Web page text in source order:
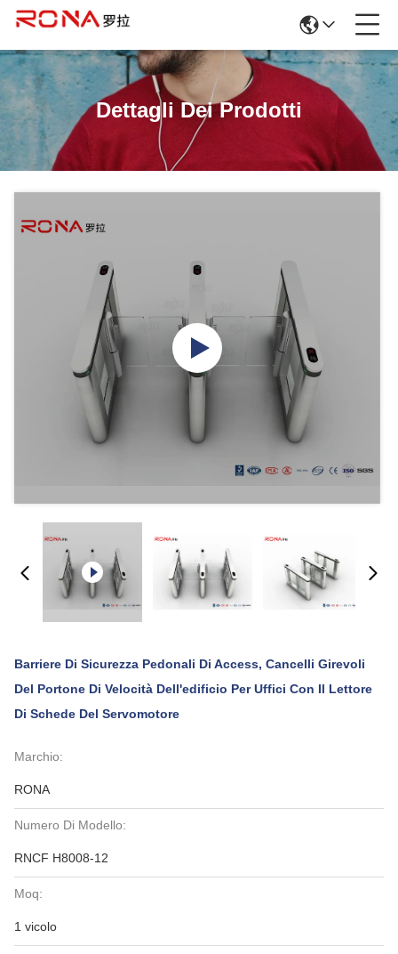
Dettagli Dei Prodotti
Barriere Di Sicurezza Pedonali Di Access, Cancelli Girevoli
Del Portone Di Velocità Dell'edificio Per Uffici Con Il Lettore
Di Schede Del Servomotore
Marchio:
RONA
Numero Di Modello:
RNCF H8008-12
Moq:
1 vicolo